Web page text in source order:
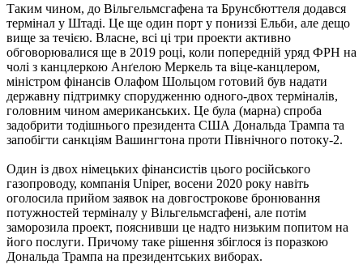
Таким чином, до Вільгельмсгафена та Брунсбюттеля додався
термінал у Штаді. Це ще один порт у пониззі Ельби, але дещо
вище за течією. Власне, всі ці три проекти активно
обговорювалися ще в 2019 році, коли попередній уряд ФРН на
чолі з канцлеркою Анґелою Меркель та віце-канцлером,
міністром фінансів Олафом Шольцом готовий був надати
державну підтримку спорудженню одного-двох терміналів,
головним чином американських. Це була (марна) спроба
задобрити тодішнього президента США Дональда Трампа та
запобігти санкціям Вашингтона проти Північного потоку-2.
Один із двох німецьких фінансистів цього російського
газопроводу, компанія Uniper, восени 2020 року навіть
оголосила прийом заявок на довгострокове бронювання
потужностей терміналу у Вільгельмсгафені, але потім
заморозила проект, пояснивши це надто низьким попитом на
його послуги. Причому таке рішення збіглося із поразкою
Дональда Трампа на президентських виборах.